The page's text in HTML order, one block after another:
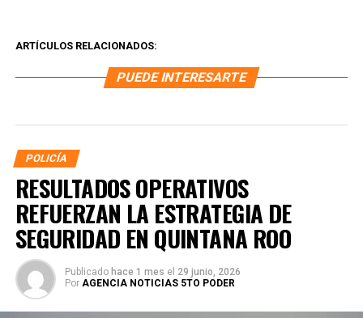
ARTÍCULOS RELACIONADOS:
PUEDE INTERESARTE
POLICÍA
RESULTADOS OPERATIVOS
REFUERZAN LA ESTRATEGIA DE
SEGURIDAD EN QUINTANA ROO
Publicado hace 1 mes el 29 junio, 2026
Por AGENCIA NOTICIAS 5TO PODER